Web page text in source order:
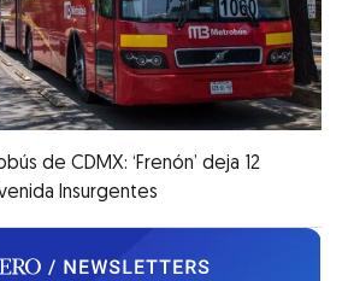
de CDMX: ‘Frenón’ deja 12
Insurgentes